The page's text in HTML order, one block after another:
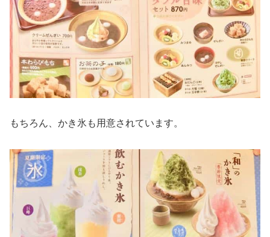
もちろん、かき氷も用意されています。